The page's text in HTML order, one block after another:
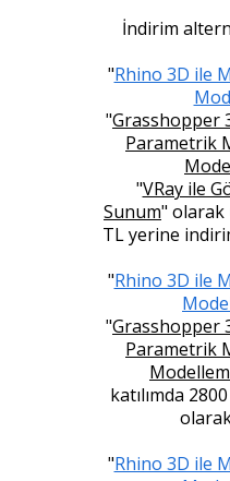
İndirim
"Rhino 3D ile
"Grasshopper
Parametrik
"VRay ile
Sunum" olarak
TL yerine
"Rhino 3D ile
"Grasshopper
Parametrik
katılımda
"Rhino 3D ile